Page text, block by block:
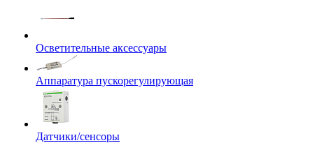
Осветительные аксессуары
Аппаратура пускорегулирующая
Датчики/сенсоры